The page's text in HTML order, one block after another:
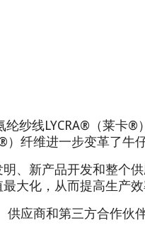
纶纱线LYCRA®（莱卡
）纤维进一步变革了牛
、新产品开发和整个
大化，从而提高生产
供应商和第三方合作伙